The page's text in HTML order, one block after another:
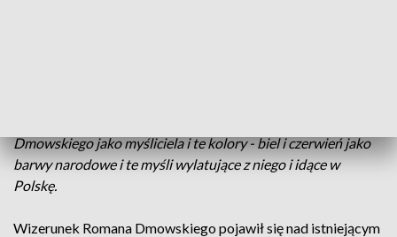
Dmowskiego jako myśliciela i te kolory - biel i czerwień jako
barwy narodowe i te myśli wylatujące z niego i idące w
Polskę.
Wizerunek Romana Dmowskiego pojawił się nad istniejącym